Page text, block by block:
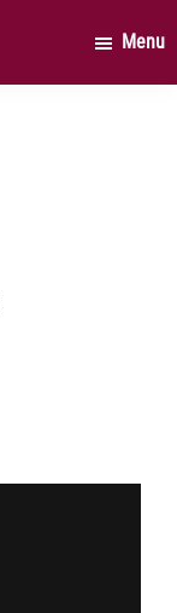
Menu